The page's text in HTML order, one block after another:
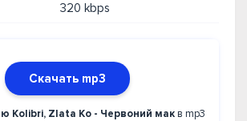
320 kbps
Скачать mp3
Kolibri, Zlata Ko - Червоний мак в mp3